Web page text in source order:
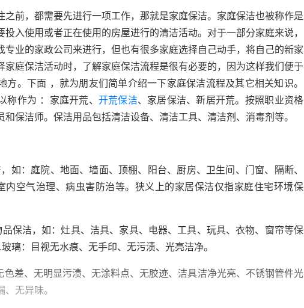
之前，都需要先进行一项工作，那就是家庭保洁。家庭保洁也被称作是
入使用或者正在使用的房屋进行的清洁活动。对于一部分家庭来说，
专业的家政公司来进行，但也有很多家庭选择自己动手，将自己的新家
家庭保洁活动时，了解家庭保洁流程是很有必要的，因为这样我们便于
方。下面 ，就为朋友们简单介绍一下家庭保洁流程及其它相关知识。
称作为 ：家庭开荒、 开荒保洁、家居保洁、新居开荒。按照职业资格
保洁师。保洁用品包括清洁设备、清洁工具、清洁剂、消毒剂等。
，如：庭院、地面、墙面、顶棚、阳台、厨房、卫生间、门窗、隔断、
内空气治理、病虫害防治等。狭义上的家居保洁仅指家庭住宅环境保
品保洁，如：灶具、洁具、家具、电器、工具、玩具、衣物、窗帘等保
璃：目视无水痕、无手印、无污渍、光亮洁净。
色差、无明显污渍、无涂料点、无胶迹、洁具洁净光亮、不锈钢管件光
无异味。